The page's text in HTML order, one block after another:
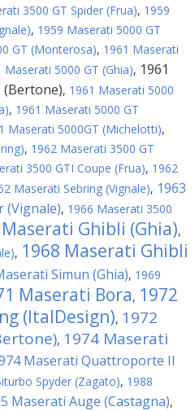
3500 GT Spider (Frua), 1959
, 1959 Maserati 5000 GT
GT (Monterosa), 1961 Maserati
Maserati 5000 GT (Ghia), 1961
(Bertone), 1961 Maserati 5000
, 1961 Maserati 5000 GT
Maserati 5000GT (Michelotti),
, 1962 Maserati 3500 GT
3500 GTI Coupe (Frua), 1962
Maserati Sebring (Vignale), 1963
(Vignale), 1966 Maserati 3500
Ghibli (Ghia),
, 1968 Maserati Ghibli
Simun (Ghia), 1969
Maserati Bora, 1972
(ItalDesign), 1972
, 1974 Maserati
Maserati Quattroporte II
Spyder (Zagato), 1988
Maserati Auge (Castagna),